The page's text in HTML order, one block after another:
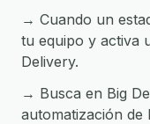
→ Cuando un
tu equipo y activa
Delivery.
→ Busca en Big
automatización de